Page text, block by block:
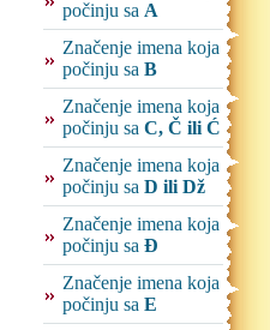
počinju sa A
Značenje imena koja
počinju sa B
Značenje imena koja
počinju sa C, Č ili Ć
Značenje imena koja
počinju sa D ili Dž
Značenje imena koja
počinju sa Đ
Značenje imena koja
počinju sa E